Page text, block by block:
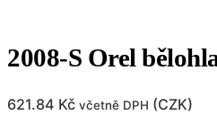
2008-S Orel
621.84 Kč včetně DPH (CZK)